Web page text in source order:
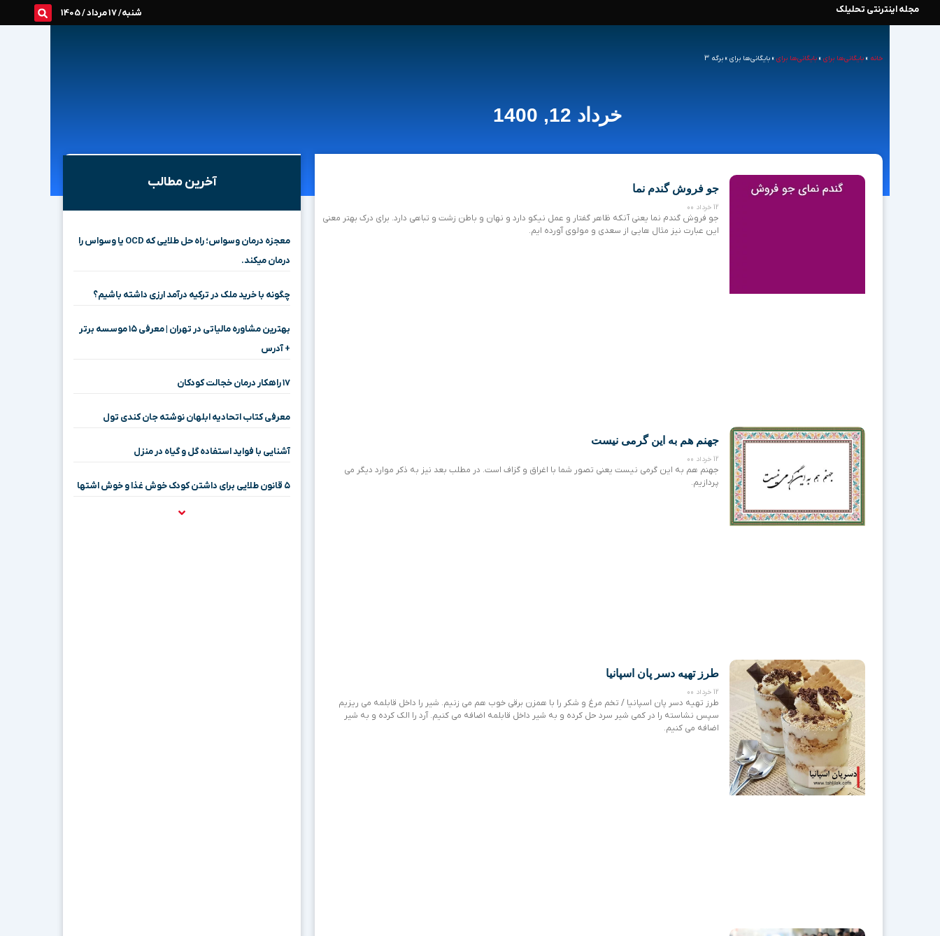
مجله اینترنتی تحلیلک شنبه/ 17 مرداد / 1405
خانه » بایگانی‌ها برای » بایگانی‌ها برای » بایگانی‌ها برای » برگه 3
خرداد 12, 1400
جو فروش گندم نما
12 خرداد 00
جو فروش گندم نما یعنی آنکه ظاهر گفتار و عمل نیکو دارد و نهان و باطن زشت و تباهی دارد. برای درک بهتر معنی
این عبارت نیز مثال هایی از سعدی و مولوی آورده ایم.
جهنم هم به این گرمی نیست
12 خرداد 00
جهنم هم به این گرمی نیست یعنی تصور شما با اغراق و گزاف است. در مطلب بعد نیز به ذکر موارد دیگر می
پردازیم.
طرز تهیه دسر پان اسپانیا
12 خرداد 00
طرز تهیه دسر پان اسپانیا / تخم مرغ و شکر را با همزن برقی خوب هم می زنیم. شیر را داخل قابلمه می ریزیم
سپس نشاسته را در کمی شیر سرد حل کرده و به شیر داخل قابلمه اضافه می کنیم. آرد را الک کرده و به شیر
اضافه می کنیم.
آخرین مطالب
معجزه درمان وسواس؛ راه حل طلایی که OCD یا وسواس را
درمان میکند.
چگونه با خرید ملک در ترکیه درآمد ارزی داشته باشیم؟
بهترین مشاوره مالیاتی در تهران | معرفی ۱۵ موسسه برتر
+ آدرس
۱۷ راهکار درمان خجالت کودکان
معرفی کتاب اتحادیه‌ ابلهان نوشته جان کندی تول
آشنایی با فواید استفاده گل و گیاه در منزل
۵ قانون طلایی برای داشتن کودک خوش غذا و خوش اشتها